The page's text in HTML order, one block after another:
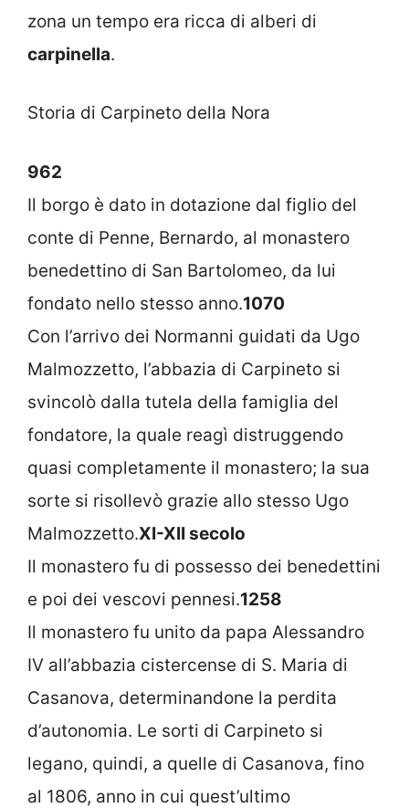
zona un tempo era ricca di alberi di
carpinella.
Storia di Carpineto della Nora
962
Il borgo è dato in dotazione dal figlio del
conte di Penne, Bernardo, al monastero
benedettino di San Bartolomeo, da lui
fondato nello stesso anno.1070
Con l’arrivo dei Normanni guidati da Ugo
Malmozzetto, l’abbazia di Carpineto si
svincolò dalla tutela della famiglia del
fondatore, la quale reagì distruggendo
quasi completamente il monastero; la sua
sorte si risollevò grazie allo stesso Ugo
Malmozzetto.XI-XII secolo
Il monastero fu di possesso dei benedettini
e poi dei vescovi pennesi.1258
Il monastero fu unito da papa Alessandro
IV all’abbazia cistercense di S. Maria di
Casanova, determinandone la perdita
d’autonomia. Le sorti di Carpineto si
legano, quindi, a quelle di Casanova, fino
al 1806, anno in cui quest’ultimo